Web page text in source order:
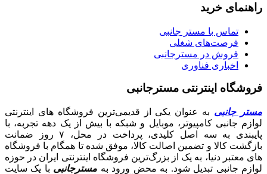
راهنمای خرید
تماس با مستر جانبی
فرصت‌های شغلی
فروش در مسترجانبی
اخباری فناوری
فروشگاه اینترنتی مسترجانبی
مستر جانبی به عنوان یکی از قدیمی‌ترین فروشگاه های اینترنتی
لوازم جانبی کامپیوتر، موبایل و شبکه با بیش از یک دهه تجربه، با
پایبندی به سه اصل کلیدی، پرداخت در محل، ۷ روز ضمانت
بازگشت کالا و تضمین اصالت کالا، موفق شده تا همگام با فروشگاه‌
های معتبر دنیا، به یک از بزرگ‌ترین فروشگاه اینترنتی ایران در حوزه
لوازم جانبی تبدیل شود. به محض ورود به مسترجانبی با یک سایت